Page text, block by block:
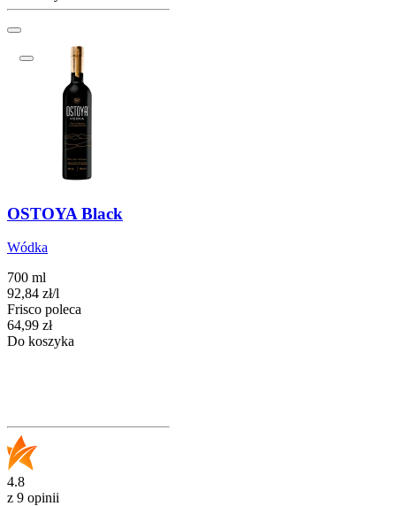
OSTOYA Black
Wódka
700 ml
92,84 zł/l
Frisco poleca
Cena
64,99 zł
Do koszyka
4.8
z 9 opinii